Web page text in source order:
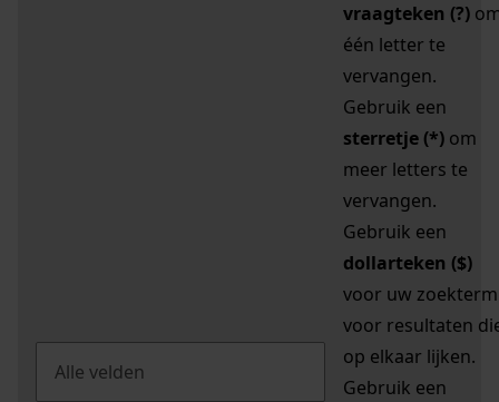
vraagteken (?)
één letter te
vervangen.
Gebruik een
sterretje (*) om
meer letters te
vervangen.
Gebruik een
dollarteken ($)
voor uw zoekterm
voor resultaten
op elkaar lijken.
Gebruik een